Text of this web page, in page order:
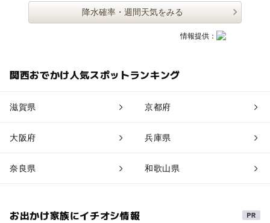
降水確率・週間天気をみる
情報提供：
関西おでかけ人気スポットランキング
滋賀県 京都府
大阪府 兵庫県
奈良県 和歌山県
お出かけ家族にイチオシ情報